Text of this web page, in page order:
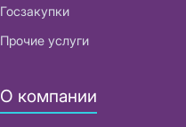
Госзакупки
Прочие услуги
О компании